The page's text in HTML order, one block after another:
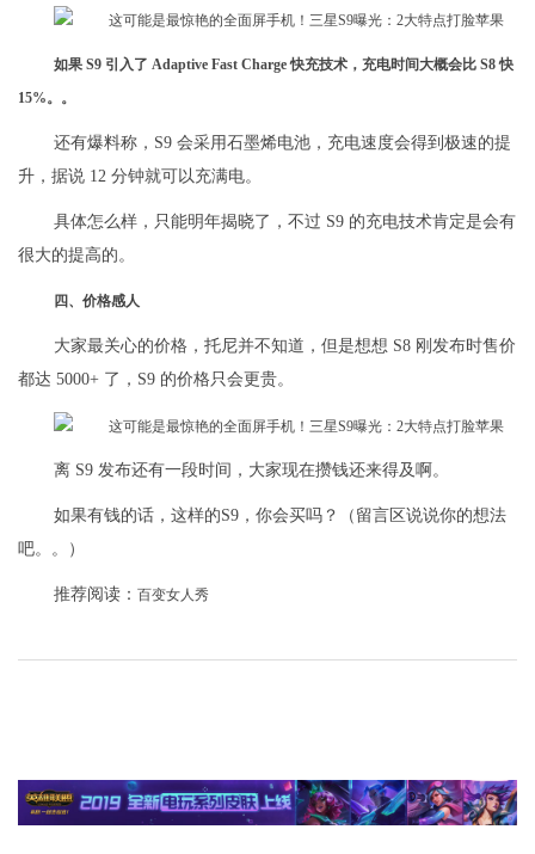
如果 S9 引入了 Adaptive Fast Charge 快充技术，充电时间大概会比 S8 快
15%。。
还有爆料称，S9 会采用石墨烯电池，充电速度会得到极速的提
升，据说 12 分钟就可以充满电。
具体怎么样，只能明年揭晓了，不过 S9 的充电技术肯定是会有
很大的提高的。
四、价格感人
大家最关心的价格，托尼并不知道，但是想想 S8 刚发布时售价
都达 5000+ 了，S9 的价格只会更贵。
离 S9 发布还有一段时间，大家现在攒钱还来得及啊。
如果有钱的话，这样的S9，你会买吗？（留言区说说你的想法
吧。。）
推荐阅读： 百变女人秀